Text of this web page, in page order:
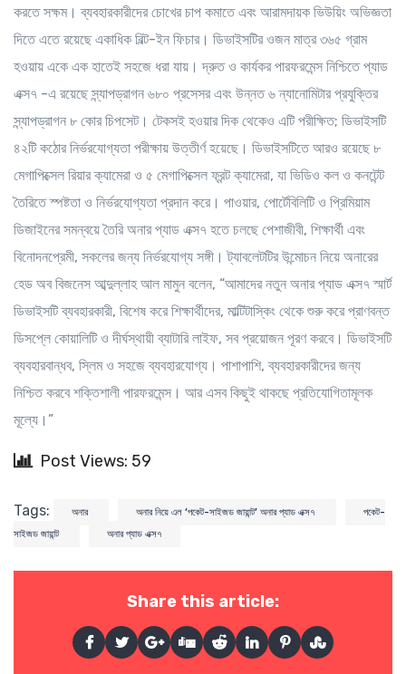
করতে সক্ষম। ব্যবহারকারীদের চোখের চাপ কমাতে এবং আরামদায়ক ভিউয়িং অভিজ্ঞতা
দিতে এতে রয়েছে একাধিক বিল্ট-ইন ফিচার। ডিভাইসটির ওজন মাত্র ৩৬৫ গ্রাম
হওয়ায় একে এক হাতেই সহজে ধরা যায়। দ্রুত ও কার্যকর পারফরমেন্স নিশ্চিতে প্যাড
এক্স৭ -এ রয়েছে স্ন্যাপড্রাগন ৬৮০ প্রসেসর এবং উন্নত ৬ ন্যানোমিটার প্রযুক্তির
স্ন্যাপড্রাগন ৮ কোর চিপসেট। টেকসই হওয়ার দিক থেকেও এটি পরীক্ষিত; ডিভাইসটি
৪২টি কঠোর নির্ভরযোগ্যতা পরীক্ষায় উত্তীর্ণ হয়েছে। ডিভাইসটিতে আরও রয়েছে ৮
মেগাপিক্সেল রিয়ার ক্যামেরা ও ৫ মেগাপিক্সেল ফ্রন্ট ক্যামেরা, যা ভিডিও কল ও কনটেন্ট
তৈরিতে স্পষ্টতা ও নির্ভরযোগ্যতা প্রদান করে। পাওয়ার, পোর্টেবিলিটি ও প্রিমিয়াম
ডিজাইনের সমন্বয়ে তৈরি অনার প্যাড এক্স৭ হতে চলছে পেশাজীবী, শিক্ষার্থী এবং
বিনোদনপ্রেমী, সকলের জন্য নির্ভরযোগ্য সঙ্গী। ট্যাবলেটটির উন্মোচন নিয়ে অনারের
হেড অব বিজনেস আব্দুল্লাহ আল মামুন বলেন, “আমাদের নতুন অনার প্যাড এক্স৭ স্মার্ট
ডিভাইসটি ব্যবহারকারী, বিশেষ করে শিক্ষার্থীদের, মাল্টিটাস্কিং থেকে শুরু করে প্রাণবন্ত
ডিসপ্লে কোয়ালিটি ও দীর্ঘস্থায়ী ব্যাটারি লাইফ, সব প্রয়োজন পূরণ করবে। ডিভাইসটি
ব্যবহারবান্ধব, স্লিম ও সহজে ব্যবহারযোগ্য। পাশাপাশি, ব্যবহারকারীদের জন্য
নিশ্চিত করবে শক্তিশালী পারফরমেন্স। আর এসব কিছুই থাকছে প্রতিযোগিতামূলক
মূল্যে।”
Post Views: 59
Tags: অনার অনার নিয়ে এল ‘পকেট-সাইজড জায়ান্ট’ অনার প্যাড এক্স৭
পকেট-
সাইজড জায়ান্ট
অনার প্যাড এক্স৭
Share this article: